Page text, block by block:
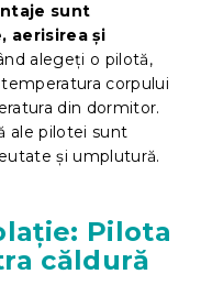
sunt
aerisirea și
alegeți o pilotă,
corpului
din dormitor.
ale pilotei sunt
și umplutură.
Pilota
căldură